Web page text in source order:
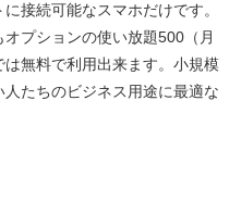
接続可能なスマホだけです。
プションの使い放題500（月
無料で利用出来ます。小規模
たちのビジネス用途に最適な